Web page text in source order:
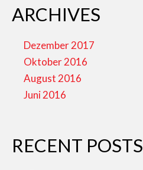
ARCHIVES
Dezember 2017
Oktober 2016
August 2016
Juni 2016
RECENT POSTS